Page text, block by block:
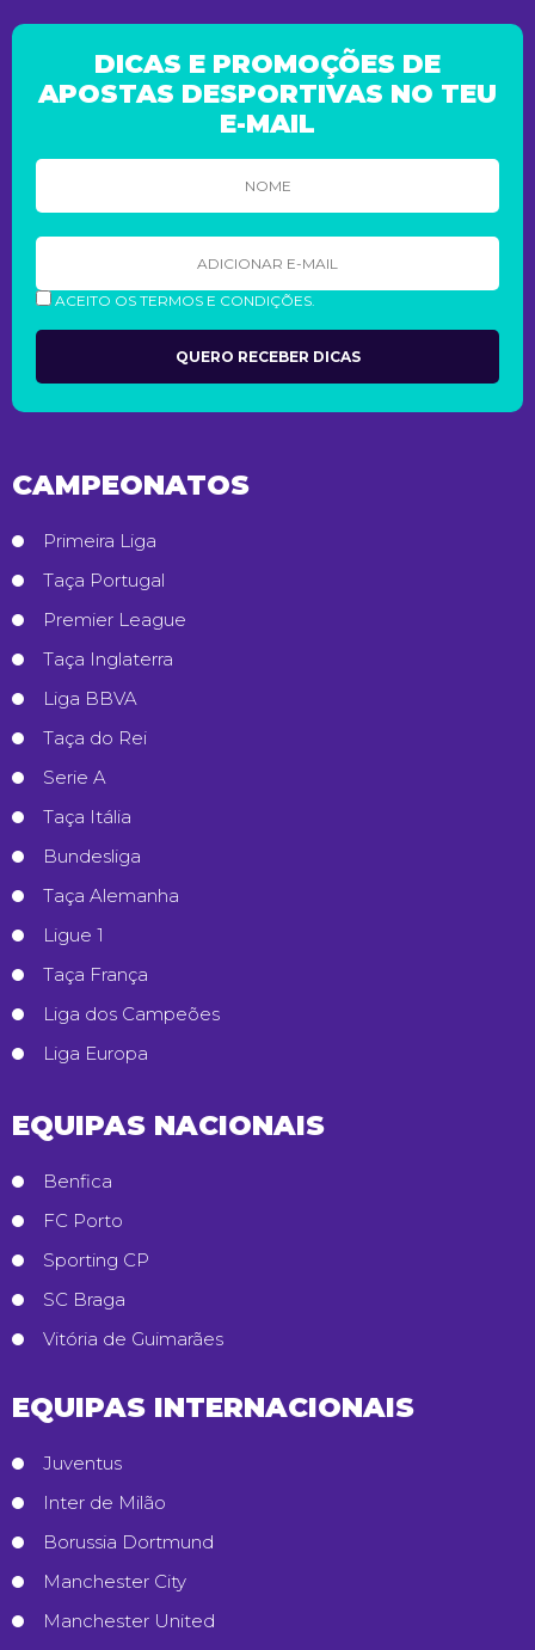
DICAS E PROMOÇÕES DE
APOSTAS DESPORTIVAS NO TEU
E-MAIL
ACEITO OS TERMOS E CONDIÇÕES.
CAMPEONATOS
Primeira Liga
Taça Portugal
Premier League
Taça Inglaterra
Liga BBVA
Taça do Rei
Serie A
Taça Itália
Bundesliga
Taça Alemanha
Ligue 1
Taça França
Liga dos Campeões
Liga Europa
EQUIPAS NACIONAIS
Benfica
FC Porto
Sporting CP
SC Braga
Vitória de Guimarães
EQUIPAS INTERNACIONAIS
Juventus
Inter de Milão
Borussia Dortmund
Manchester City
Manchester United